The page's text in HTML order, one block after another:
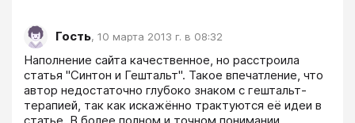
Гость, 10 марта 2013 г. в 08:32
Наполнение сайта качественное, но расстроила
статья "Синтон и Гештальт". Такое впечатление, что
автор недостаточно глубоко знаком с гештальт-
терапией, так как искажённо трактуются её идеи в